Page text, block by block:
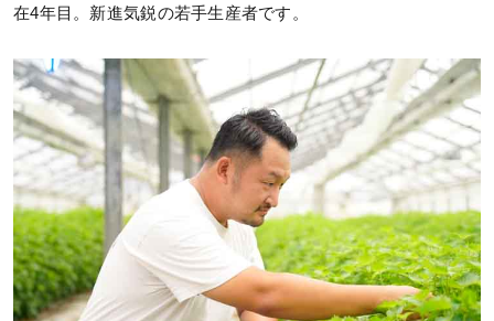
在4年目。新進気鋭の若手生産者です。